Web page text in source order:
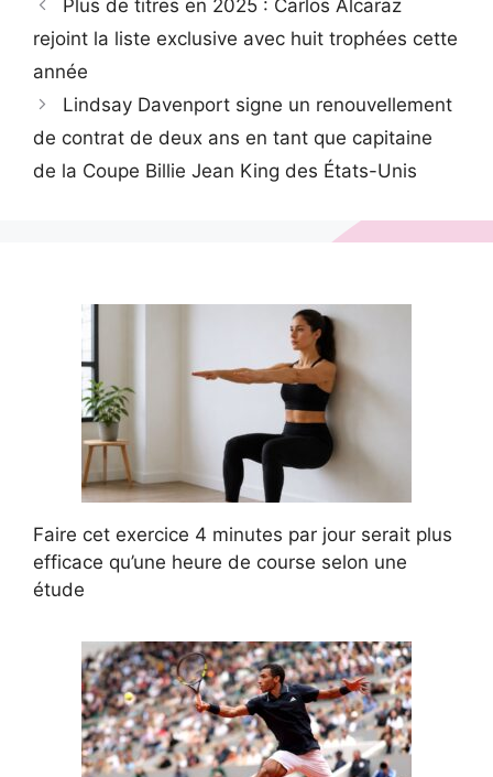
Plus de titres en 2025 : Carlos Alcaraz
rejoint la liste exclusive avec huit trophées cette
année
Lindsay Davenport signe un renouvellement
de contrat de deux ans en tant que capitaine
de la Coupe Billie Jean King des États-Unis
Faire cet exercice 4 minutes par jour serait plus
efficace qu’une heure de course selon une
étude